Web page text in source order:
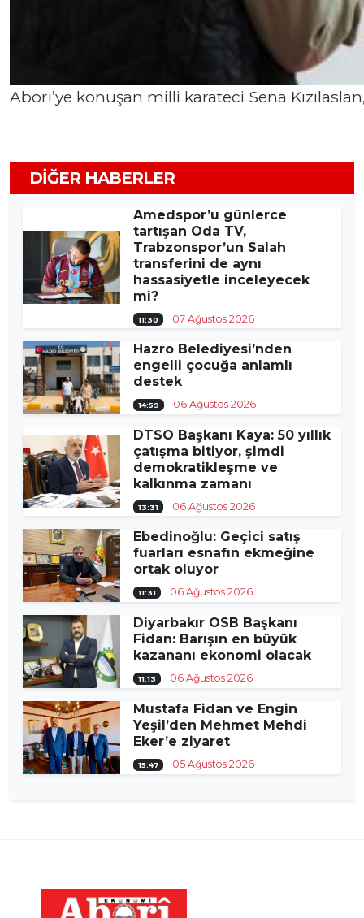
Abori’ye konuşan milli karateci Sena
DIĞER HABERLER
Amedspor’u günlerce
tartışan Oda TV,
Trabzonspor’un Salah
transferini de aynı
hassasiyetle inceleyecek
mi?
11:30 07 Ağustos 2026
Hazro Belediyesi’nden
engelli çocuğa anlamlı
destek
14:59 06 Ağustos 2026
DTSO Başkanı Kaya: 50 yıllık
çatışma bitiyor, şimdi
demokratikleşme ve
kalkınma zamanı
13:31 06 Ağustos 2026
Ebedinoğlu: Geçici satış
fuarları esnafın ekmeğine
ortak oluyor
11:31 06 Ağustos 2026
Diyarbakır OSB Başkanı
Fidan: Barışın en büyük
kazananı ekonomi olacak
11:13 06 Ağustos 2026
Mustafa Fidan ve Engin
Yeşil’den Mehmet Mehdi
Eker’e ziyaret
15:47 05 Ağustos 2026